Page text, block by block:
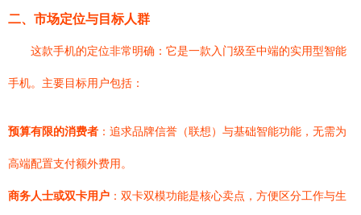
二、市场定位与目标人群
这款手机的定位非常明确：它是一款入门级至中端的实用型智能
手机。主要目标用户包括：
预算有限的消费者 ：追求品牌信誉（联想）与基础智能功能，无需为
高端配置支付额外费用。
商务人士或双卡用户 ：双卡双模功能是核心卖点，方便区分工作与生